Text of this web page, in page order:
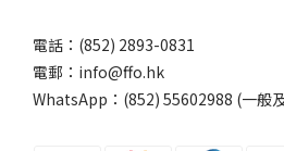
電話：(852) 2893-0831
電郵：info@ffo.hk
WhatsApp： (852) 55602988 (一般